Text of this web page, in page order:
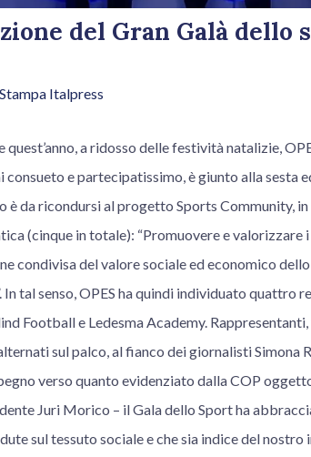
del Gran Galà dello
Italpress
quest’anno, a ridosso delle festività natalizie,
consueto e partecipatissimo, è giunto alla sesta
è da ricondursi al progetto Sports Community,
(cinque in totale): “Promuovere e valorizzare
condivisa del valore sociale ed economico
tal senso, OPES ha quindi individuato quattro
Football e Ledesma Academy.
sul palco, al fianco dei giornalisti Simona
verso quanto evidenziato dalla COP
Juri Morico – il Gala dello Sport ha
sul tessuto sociale e che sia indice del nostro